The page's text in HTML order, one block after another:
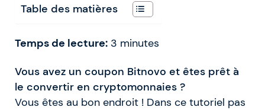
Table des matières
Temps de lecture: 3 minutes
Vous avez un coupon Bitnovo et êtes prêt à
le convertir en cryptomonnaies ?
Vous êtes au bon endroit ! Dans ce tutoriel pas